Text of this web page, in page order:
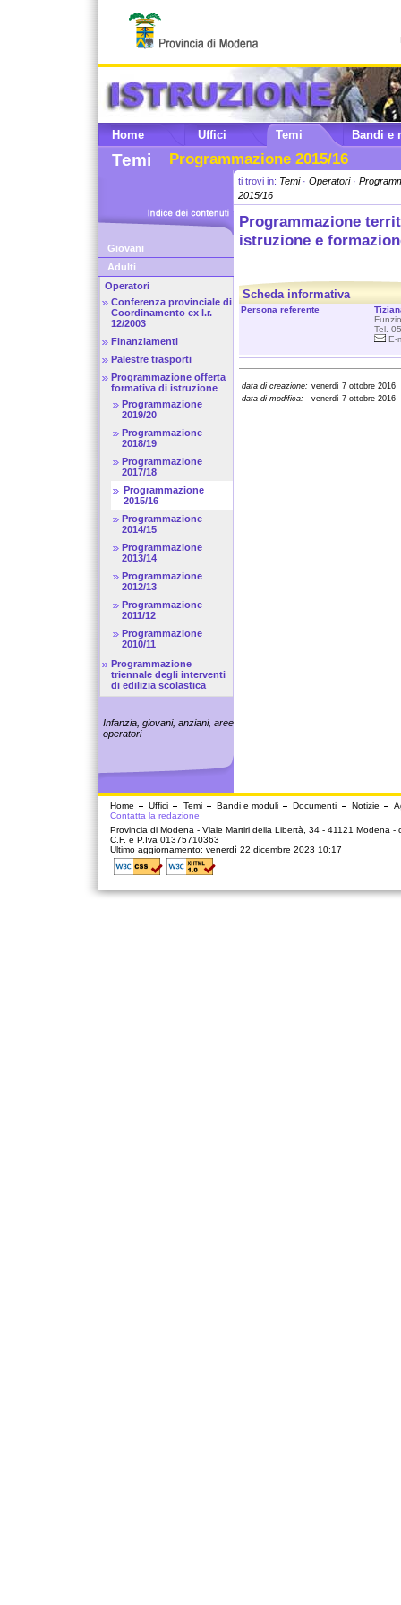
Home Uffici Temi Bandi e
Temi Programmazione 2015/16
Giovani
Adulti
Operatori
Conferenza provinciale di
Coordinamento ex l.r.
12/2003
Finanziamenti
Palestre trasporti
Programmazione offerta
formativa di istruzione
Programmazione
2019/20
Programmazione
2018/19
Programmazione
2017/18
Programmazione
2015/16
Programmazione
2014/15
Programmazione
2013/14
Programmazione
2012/13
Programmazione
2011/12
Programmazione
2010/11
Programmazione
triennale degli interventi
di edilizia scolastica
Infanzia, giovani, anziani, aree
operatori
ti trovi in: Temi· Operatori·
2015/16
Programmazione
istruzione e
Scheda informativa
Persona referente
Tel.
E-
data di creazione: venerdì 7 ottobre 2016
data di modifica:
venerdì 7 ottobre 2016
Home Uffici Temi Bandi e moduli Documenti Notizie
Contatta la redazione
Provincia di Modena - Viale Martiri della Libertà, 34 - 41121 Modena -
C.F. e P.Iva 01375710363
Ultimo aggiornamento: venerdì 22 dicembre 2023 10:17